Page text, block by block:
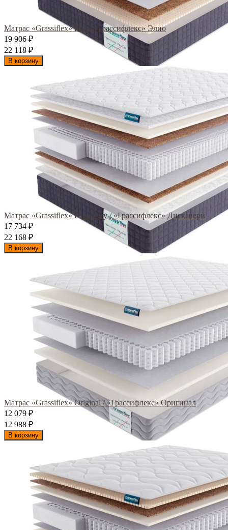
Матрас «Grassiflex» Elio / «Грассифлекс» Элио
19 906 ₽
22 118 ₽
В корзину
Матрас «Grassiflex» Discovery / «Грассифлекс» Дискавери
17 734 ₽
22 168 ₽
В корзину
Матрас «Grassiflex» Original / «Грассифлекс» Оригинал
12 079 ₽
12 988 ₽
В корзину